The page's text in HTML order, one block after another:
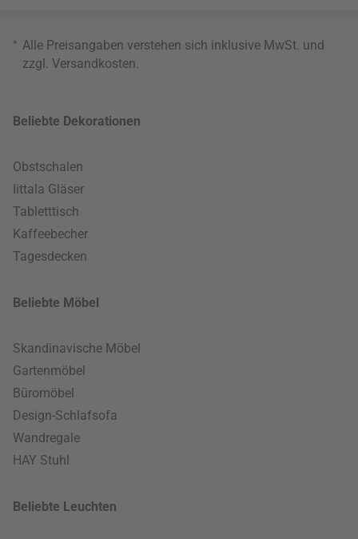
* Alle Preisangaben verstehen sich inklusive MwSt. und
zzgl. Versandkosten
Beliebte Dekorationen
Obstschalen
Iittala Gläser
Tabletttisch
Kaffeebecher
Tagesdecken
Beliebte Möbel
Skandinavische Möbel
Gartenmöbel
Büromöbel
Design-Schlafsofa
Wandregale
HAY Stuhl
Beliebte Leuchten